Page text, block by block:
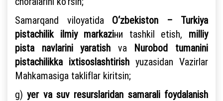
Samarqand viloyatida O‘zbekiston – Turkiya
pistachilik ilmiy markaziни tashkil etish, milliy
pista navlarini yaratish va Nurobod tumanini
pistachilikka ixtisoslashtirish yuzasidan Vazirlar
Mahkamasiga takliflar kiritsin;
g)yer va suv resurslaridan samarali foydalanish